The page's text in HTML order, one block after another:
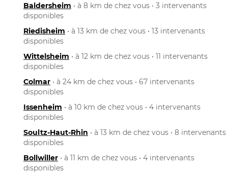
Baldersheim • à 8 km de chez vous • 3 intervenants
disponibles
Riedisheim • à 13 km de chez vous • 13 intervenants
disponibles
Wittelsheim • à 12 km de chez vous • 11 intervenants
disponibles
Colmar • à 24 km de chez vous • 67 intervenants
disponibles
Issenheim • à 10 km de chez vous • 4 intervenants
disponibles
Soultz-Haut-Rhin • à 13 km de chez vous • 8 intervenants
disponibles
Bollwiller • à 11 km de chez vous • 4 intervenants
disponibles